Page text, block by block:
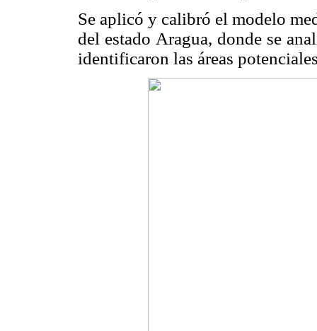
Se aplicó y calibró el modelo
del estado Aragua, donde se
identificaron las áreas